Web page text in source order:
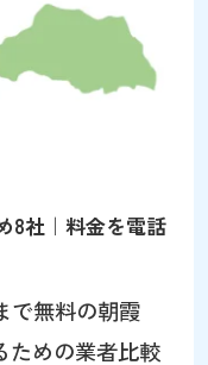
間を減らせま
専門店として
、買取から、買
地元エリアで
の出張査定も
・朝霞台駅
8社｜料金を電話
で無料の朝霞
ための業者比較